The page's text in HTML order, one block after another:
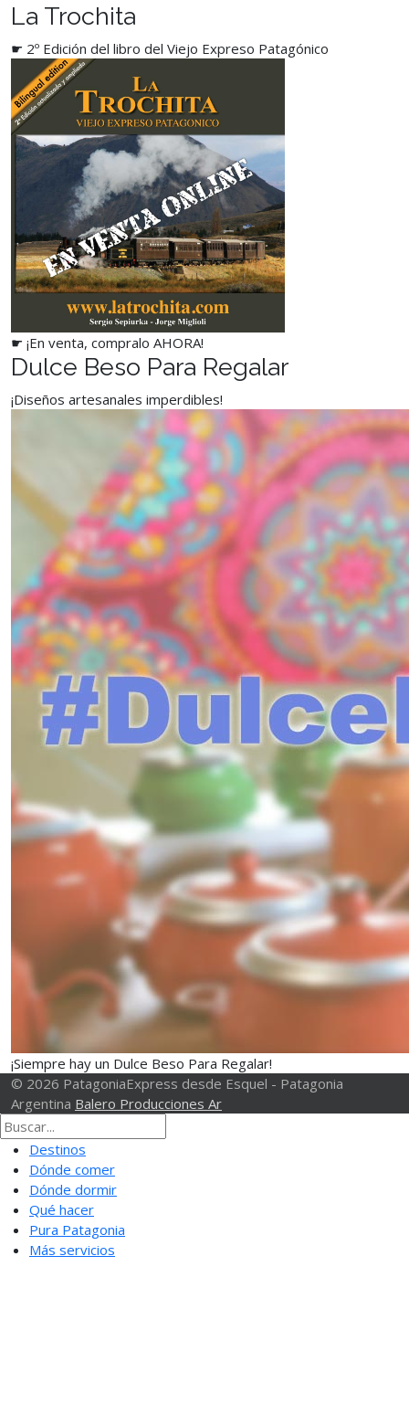
La Trochita
☛ 2º Edición del libro del Viejo Expreso Patagónico
☛ ¡En venta, compralo AHORA!
Dulce Beso Para Regalar
¡Diseños artesanales imperdibles!
¡Siempre hay un Dulce Beso Para Regalar!
© 2026 PatagoniaExpress desde Esquel - Patagonia
Argentina Balero Producciones Ar
Destinos
Dónde comer
Dónde dormir
Qué hacer
Pura Patagonia
Más servicios